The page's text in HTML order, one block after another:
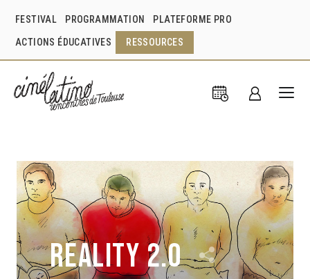
FESTIVAL PROGRAMMATION PLATEFORME PRO
ACTIONS ÉDUCATIVES RESSOURCES
Reality 2.0